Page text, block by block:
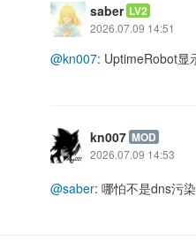
saber LV2
2026.07.09 14:51
@kn007: UptimeRobot显
kn007 MOD
2026.07.09 14:53
@saber: 哪怕不是dns污